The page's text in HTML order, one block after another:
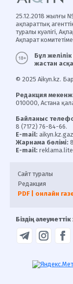
25.12.2018 жылғы
ақпараттық
туралы куәлігі,
Ақпарат
Бұл
жастан
© 2025 Aikyn.kz.
Редакция
010000, Астана
Байланыс
8 (7172) 76-84-66.
E-mail:
Жарнама бөлімі:
E-mail:
Сайт туралы
Редакция
PDF | онлайн
Біздің